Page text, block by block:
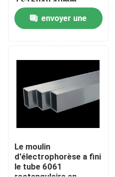
fente
envoyer une
Le moulin
d'électrophorèse a fini
le tube 6061